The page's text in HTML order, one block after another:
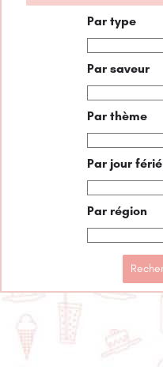
Par type
Par saveur
Par thème
Par jour férié
Par région